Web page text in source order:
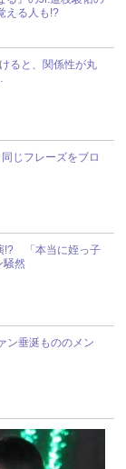
える人も!?
ると、関係性が丸
じフレーズをブロ
!? 「本当に姪っ子
騒然
ン垂涎もののメン